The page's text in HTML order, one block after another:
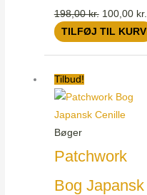
198,00kr. 100,00 kr.
TILFØJ TIL KURV
Tilbud!
Bøger
Patchwork
Bog Japansk
pris
var: